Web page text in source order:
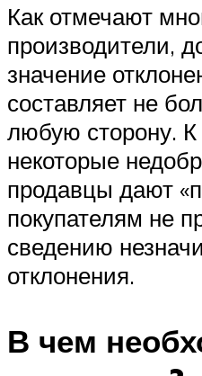
Как отмечают
производители,
значение
составляет не
любую сторону.
некоторые
продавцы дают
покупателям не
сведению
отклонения.
В чем